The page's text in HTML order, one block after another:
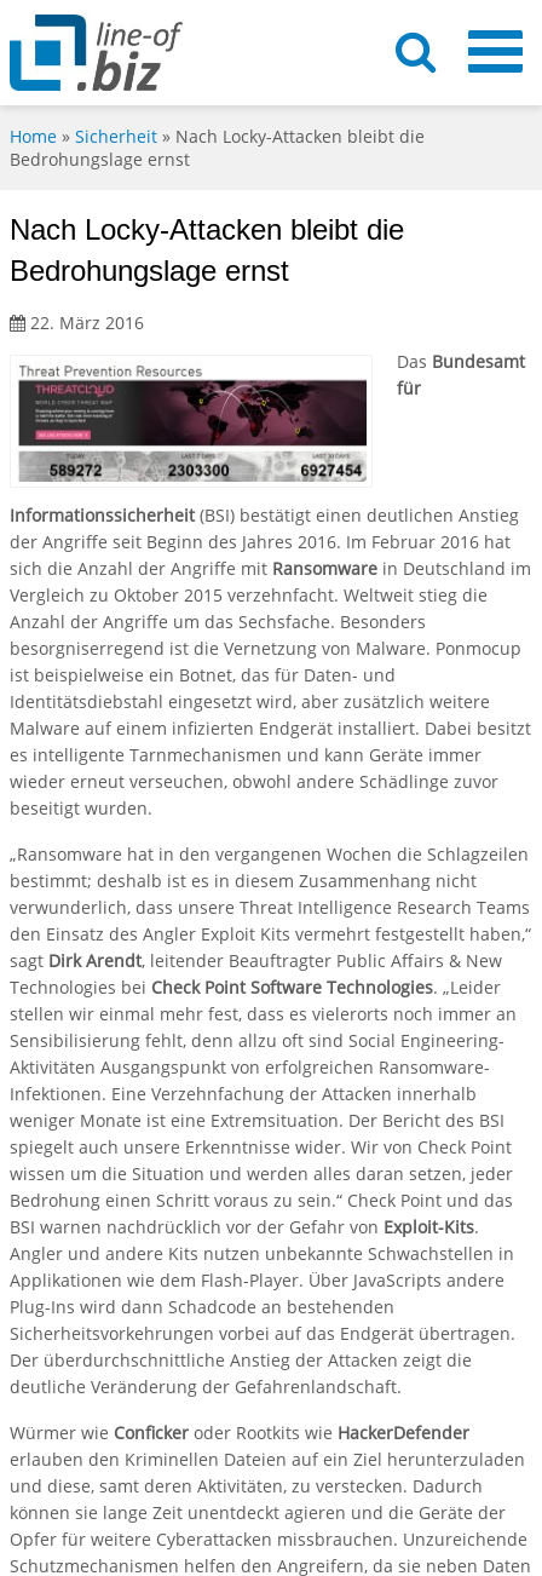
Home » Sicherheit » Nach Locky-Attacken bleibt die
Bedrohungslage ernst
Nach Locky-Attacken bleibt die
Bedrohungslage ernst
22. März 2016
Das Bundesamt
für
Informationssicherheit(BSI) bestätigt einen deutlichen Anstieg
der Angriffe seit Beginn des Jahres 2016. Im Februar 2016 hat
sich die Anzahl der Angriffe mit Ransomware in Deutschland im
Vergleich zu Oktober 2015 verzehnfacht. Weltweit stieg die
Anzahl der Angriffe um das Sechsfache. Besonders
besorgniserregend ist die Vernetzung von Malware. Ponmocup
ist beispielweise ein Botnet, das für Daten- und
Identitätsdiebstahl eingesetzt wird, aber zusätzlich weitere
Malware auf einem infizierten Endgerät installiert. Dabei besitzt
es intelligente Tarnmechanismen und kann Geräte immer
wieder erneut verseuchen, obwohl andere Schädlinge zuvor
beseitigt wurden.
„Ransomware hat in den vergangenen Wochen die Schlagzeilen
bestimmt; deshalb ist es in diesem Zusammenhang nicht
verwunderlich, dass unsere Threat Intelligence Research Teams
den Einsatz des Angler Exploit Kits vermehrt festgestellt haben,“
sagt Dirk Arendt, leitender Beauftragter Public Affairs & New
Technologies bei Check Point Software Technologies. „Leider
stellen wir einmal mehr fest, dass es vielerorts noch immer an
Sensibilisierung fehlt, denn allzu oft sind Social Engineering-
Aktivitäten Ausgangspunkt von erfolgreichen Ransomware-
Infektionen. Eine Verzehnfachung der Attacken innerhalb
weniger Monate ist eine Extremsituation. Der Bericht des BSI
spiegelt auch unsere Erkenntnisse wider. Wir von Check Point
wissen um die Situation und werden alles daran setzen, jeder
Bedrohung einen Schritt voraus zu sein.“ Check Point und das
BSI warnen nachdrücklich vor der Gefahr von Exploit-Kits.
Angler und andere Kits nutzen unbekannte Schwachstellen in
Applikationen wie dem Flash-Player. Über JavaScripts andere
Plug-Ins wird dann Schadcode an bestehenden
Sicherheitsvorkehrungen vorbei auf das Endgerät übertragen.
Der überdurchschnittliche Anstieg der Attacken zeigt die
deutliche Veränderung der Gefahrenlandschaft.
Würmer wie Conficker oder Rootkits wie HackerDefender
erlauben den Kriminellen Dateien auf ein Ziel herunterzuladen
und diese, samt deren Aktivitäten, zu verstecken. Dadurch
können sie lange Zeit unentdeckt agieren und die Geräte der
Opfer für weitere Cyberattacken missbrauchen. Unzureichende
Schutzmechanismen helfen den Angreifern, da sie neben Daten